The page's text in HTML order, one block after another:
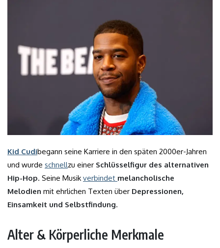
Kid Cudibegann seine Karriere in den späten 2000er-Jahren
und wurde schnellzu einer Schlüsselfigur des alternativen
Hip-Hop. Seine Musikverbindet melancholische
Melodien mit ehrlichen Texten über Depressionen,
Einsamkeit und Selbstfindung.
Alter & Körperliche Merkmale